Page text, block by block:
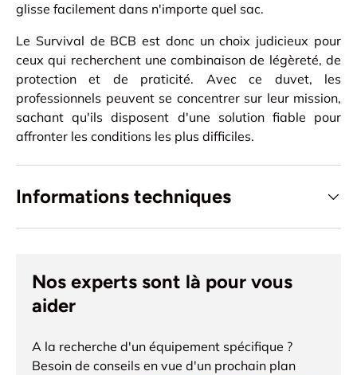
glisse facilement dans n'importe quel sac.
Le Survival de BCB est donc un choix judicieux pour
ceux qui recherchent une combinaison de légèreté, de
protection et de praticité. Avec ce duvet, les
professionnels peuvent se concentrer sur leur mission,
sachant qu'ils disposent d'une solution fiable pour
affronter les conditions les plus difficiles.
Informations techniques
Nos experts sont là pour vous
aider
A la recherche d'un équipement spécifique ?
Besoin de conseils en vue d'un prochain plan